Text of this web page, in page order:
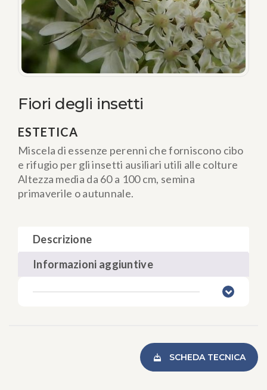
Fiori degli insetti
ESTETICA
Miscela di essenze perenni che forniscono cibo
e rifugio per gli insetti ausiliari utili alle colture
Altezza media da 60 a 100 cm, semina
primaverile o autunnale.
Descrizione
Informazioni aggiuntive
SCHEDA TECNICA